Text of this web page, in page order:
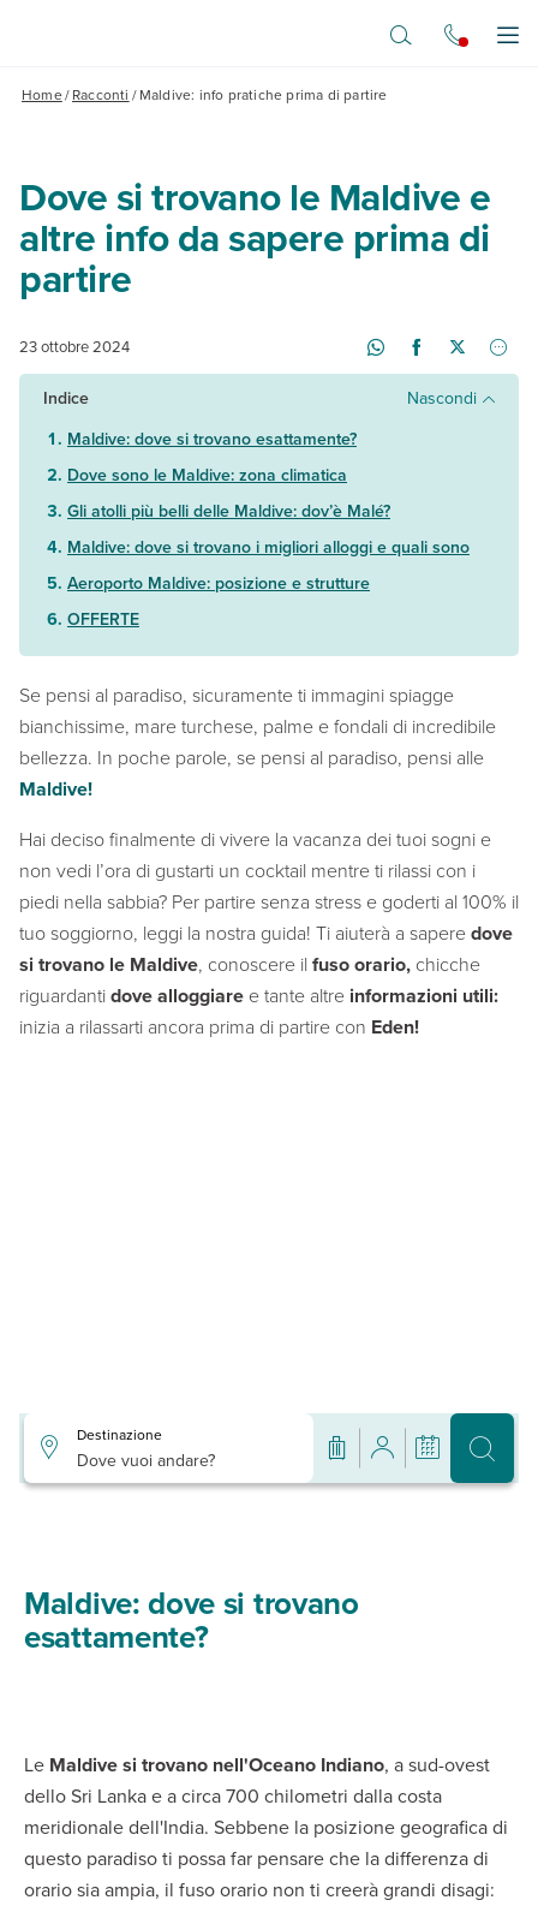
Home/Racconti /Maldive: info pratiche prima di partire
Dove si trovano le Maldive e
altre info da sapere prima di
partire
23 ottobre 2024
Indice
Nascondi
Maldive: dove si trovano esattamente?
Dove sono le Maldive: zona climatica
Gli atolli più belli delle Maldive: dov’è Malé?
Maldive: dove si trovano i migliori alloggi e quali sono
Aeroporto Maldive: posizione e strutture
OFFERTE
Se pensi al paradiso, sicuramente ti immagini spiagge
bianchissime, mare turchese, palme e fondali di incredibile
bellezza. In poche parole, se pensi al paradiso, pensi alle
Maldive!
Hai deciso finalmente di vivere la vacanza dei tuoi sogni e
non vedi l’ora di gustarti un cocktail mentre ti rilassi con i
piedi nella sabbia? Per partire senza stress e goderti al 100% il
tuo soggiorno, leggi la nostra guida! Ti aiuterà a saperedove
si trovano le Maldive, conoscere ilfuso orario, chicche
riguardantidove alloggiare e tante altre informazioni utili:
inizia a rilassarti ancora prima di partire con Eden!
Destinazione
Dove vuoi andare?
Maldive: dove si trovano
esattamente?
Le Maldive si trovano nell'Oceano Indiano, a sud-ovest
dello Sri Lanka e a circa 700 chilometri dalla costa
meridionale dell'India. Sebbene la posizione geografica di
questo paradiso ti possa far pensare che la differenza di
orario sia ampia, il fuso orario non ti creerà grandi disagi: